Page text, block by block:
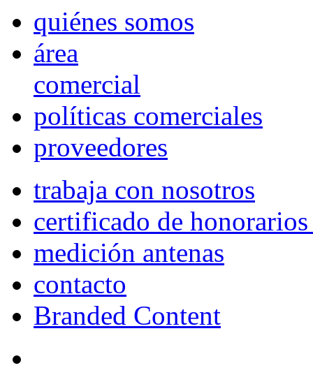
quiénes somos
área
comercial
políticas comerciales
proveedores
trabaja con nosotros
certificado de
medición antenas
contacto
Branded Content